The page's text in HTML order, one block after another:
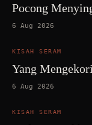
Pocong
6 Aug 2026
KISAH SERAM
Yang
6 Aug 2026
KISAH SERAM